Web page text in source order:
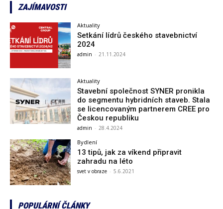
ZAJÍMAVOSTI
Aktuality
Setkání lídrů českého stavebnictví
2024
admin - 21.11.2024
Aktuality
Stavební společnost SYNER pronikla
do segmentu hybridních staveb. Stala
se licencovaným partnerem CREE pro
Českou republiku
admin - 28.4.2024
Bydlení
13 tipů, jak za víkend připravit
zahradu na léto
svet v obraze - 5.6.2021
POPULÁRNÍ ČLÁNKY